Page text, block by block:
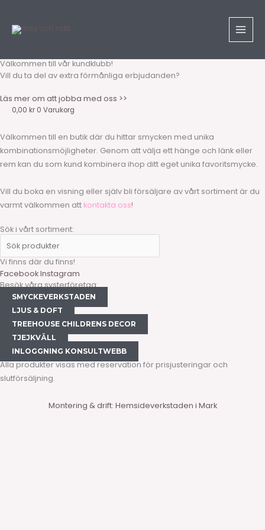
innehåll
Välkommen till vår kundklubb!
Vill du ta del av extra förmånliga erbjudanden?
Läs mer om att jobba med oss >>
0,00 kr 0 Varukorg
Välkommen till en butik där du hittar smycken med unika
kombinationsmöjligheter. Genom att välja ett hänge och länk eller
rem kan du som kund kombinera ihop ditt eget unika favoritsmycke.
Vill du boka en visning eller själv bli försäljare av vårt sortiment är du
varmt välkommen att kontakta oss!
Sök i vårt sortiment:
Vi finns där du finns!
FacebookInstagram
Besök våra systerföretag:
SMYCKEVERKSTADEN
LJUS & DOFT
TREEHOUSE CHILDRENS DECOR
TJEJKVÄLL
INLOGGNING KONSULTWEBB
Alla produkter visas med reservation för prisjusteringar och
slutförsäljning.
Montering & drift: Hemsideverkstaden i Mark